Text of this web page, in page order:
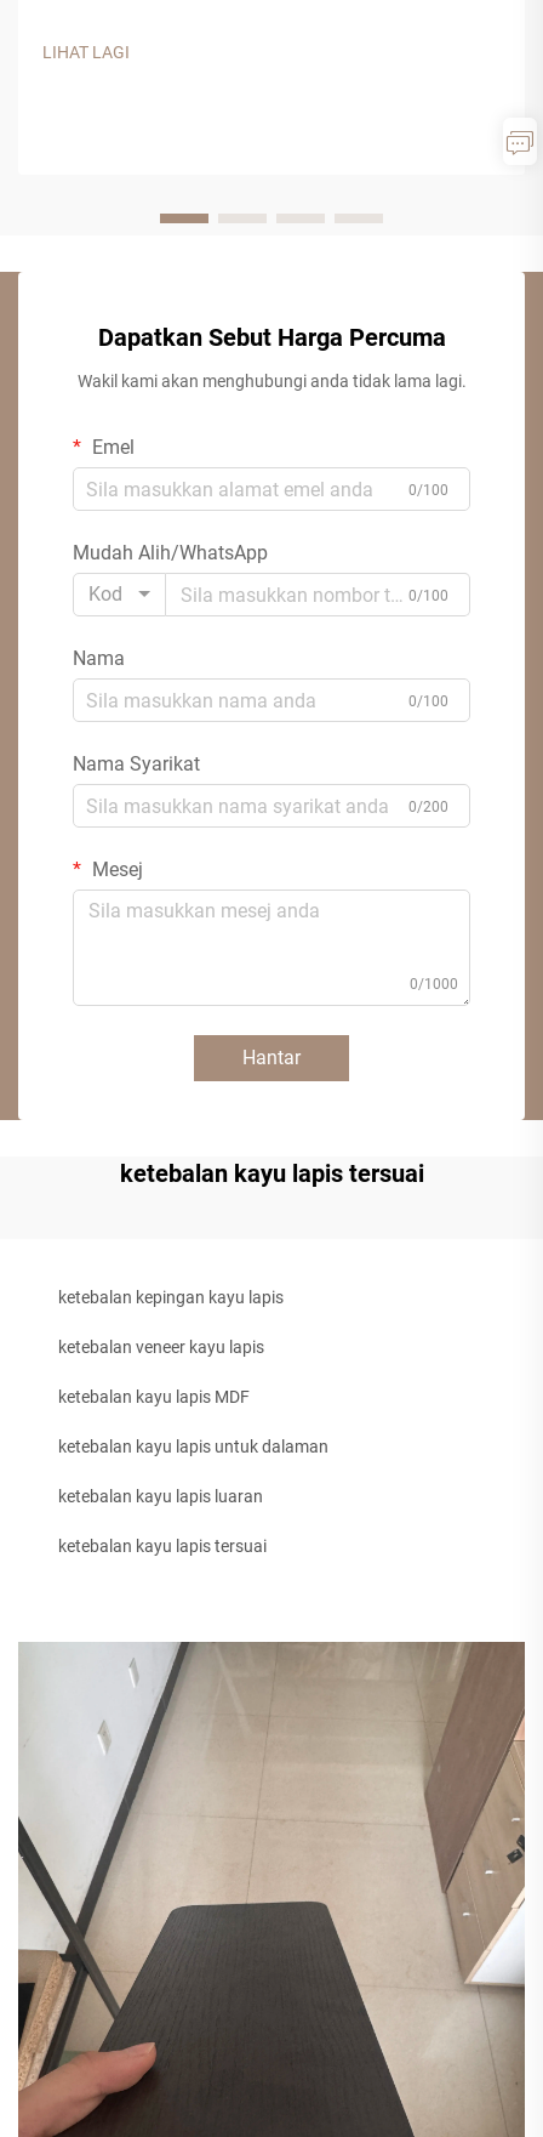
LIHAT LAGI
Dapatkan Sebut Harga Percuma
Wakil kami akan menghubungi anda tidak lama lagi.
Emel
0/100
Mudah Alih/WhatsApp
Kod
0/100
Nama
0/100
Nama Syarikat
0/200
Mesej
0/1000
Hantar
ketebalan kayu lapis tersuai
ketebalan kepingan kayu lapis
ketebalan veneer kayu lapis
ketebalan kayu lapis MDF
ketebalan kayu lapis untuk dalaman
ketebalan kayu lapis luaran
ketebalan kayu lapis tersuai